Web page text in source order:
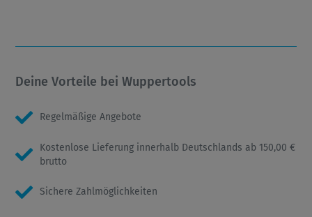
Deine Vorteile bei Wuppertools
Regelmäßige Angebote
Kostenlose Lieferung innerhalb Deutschlands ab 150,00 €
brutto
Sichere Zahlmöglichkeiten